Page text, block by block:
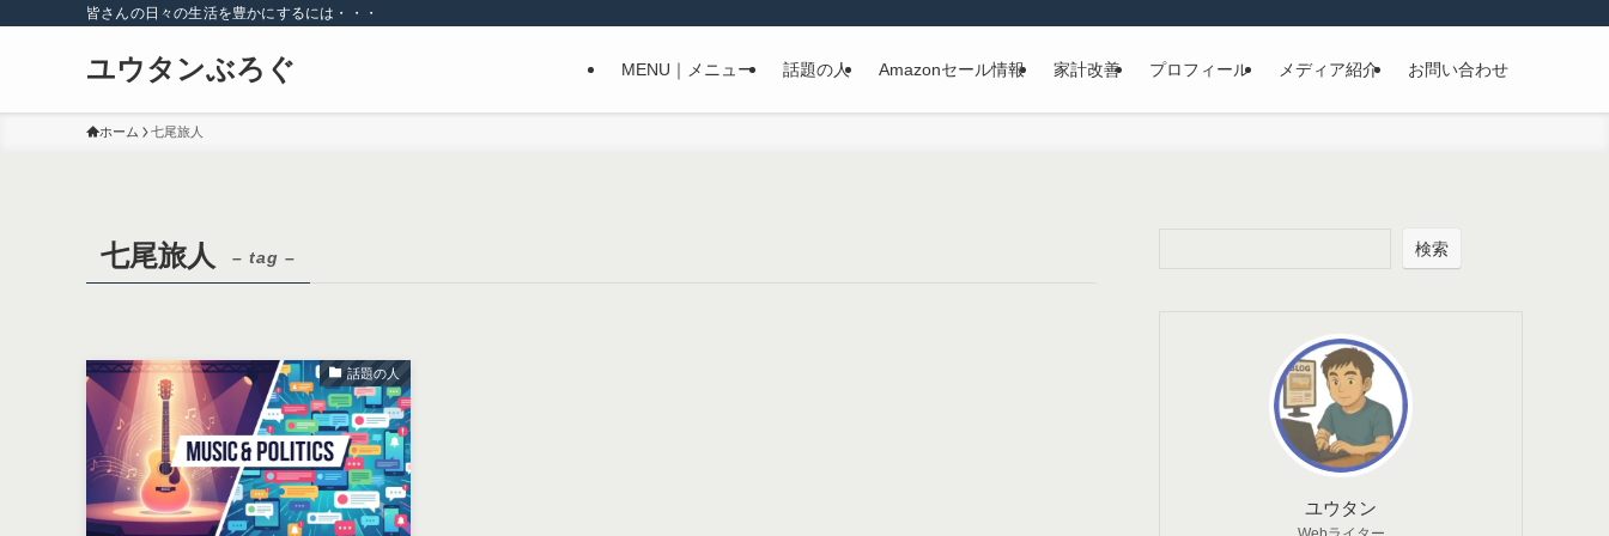
皆さんの日々の生活を豊かにするには・・・
ユウタンぶろぐ MENU｜メニュー 話題の人 Amazonセール情報 家計改善 プロフィール メディア紹介 お問い合わせ
ホーム 七尾旅人
七尾旅人 – tag –
話題の人
検索
ユウタン